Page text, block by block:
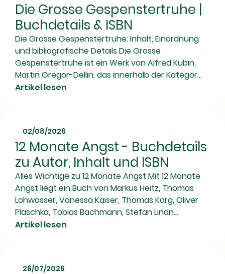
Die Grosse Gespenstertruhe |
Buchdetails & ISBN
Die Grosse Gespenstertruhe: Inhalt, Einordnung
und bibliografische Details Die Grosse
Gespenstertruhe ist ein Werk von Alfred Kubin,
Martin Gregor-Dellin, das innerhalb der Kategor...
Artikel lesen
02/08/2026
12 Monate Angst - Buchdetails
zu Autor, Inhalt und ISBN
Alles Wichtige zu 12 Monate Angst Mit 12 Monate
Angst liegt ein Buch von Markus Heitz, Thomas
Lohwasser, Vanessa Kaiser, Thomas Karg, Oliver
Plaschka, Tobias Bachmann, Stefan Lindn...
Artikel lesen
26/07/2026